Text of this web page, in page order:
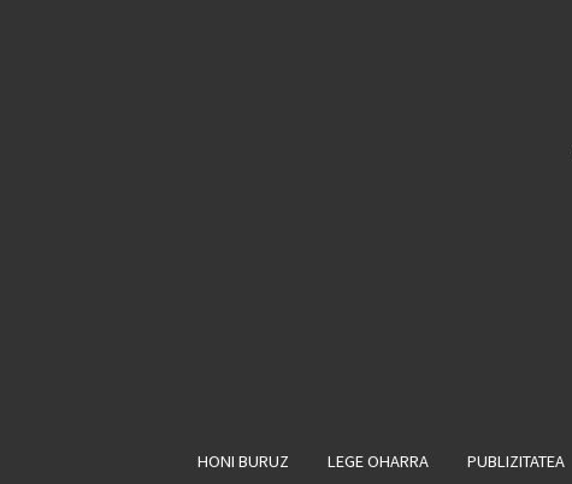
HONI BURUZ LEGE OHARRA PUBLIZITATEA